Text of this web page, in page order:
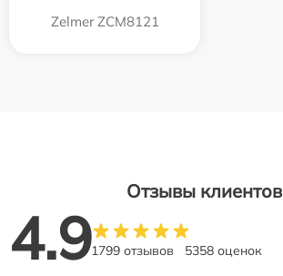
Zelmer ZCM8121
Отзывы клиентов
4.91799 отзывов 5358 оценок